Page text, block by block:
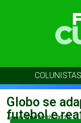
COLUNISTAS
Globo se
futebol e
admin 01/07/2026 00:20